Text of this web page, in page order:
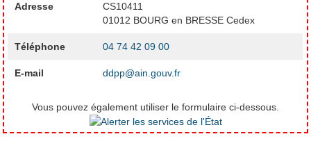
Adresse
CS10411
01012 BOURG en BRESSE Cedex
Téléphone 04 74 42 09 00
E-mail ddpp@ain.gouv.fr
Vous pouvez également utiliser le formulaire ci-dessous.